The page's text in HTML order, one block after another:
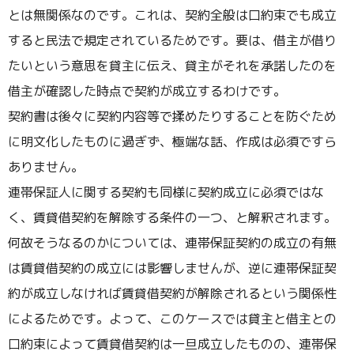
とは無関係なのです。これは、契約全般は口約束でも成立
すると民法で規定されているためです。要は、借主が借り
たいという意思を貸主に伝え、貸主がそれを承諾したのを
借主が確認した時点で契約が成立するわけです。
契約書は後々に契約内容等で揉めたりすることを防ぐため
に明文化したものに過ぎず、極端な話、作成は必須ですら
ありません。
連帯保証人に関する契約も同様に契約成立に必須ではな
く、賃貸借契約を解除する条件の一つ、と解釈されます。
何故そうなるのかについては、連帯保証契約の成立の有無
は賃貸借契約の成立には影響しませんが、逆に連帯保証契
約が成立しなければ賃貸借契約が解除されるという関係性
によるためです。よって、このケースでは貸主と借主との
口約束によって賃貸借契約は一旦成立したものの、連帯保